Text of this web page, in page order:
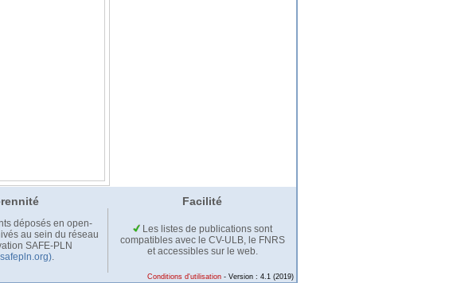
Facilité
déposés en open-
au sein du réseau
SAFE-PLN
.
Les listes de publications sont
compatibles avec le CV-ULB, le FNRS
et accessibles sur le web.
Conditions d'utilisation - Version : 4.1 (2019)